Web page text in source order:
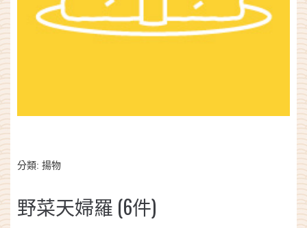
分類: 揚物
野菜天婦羅 (6件)